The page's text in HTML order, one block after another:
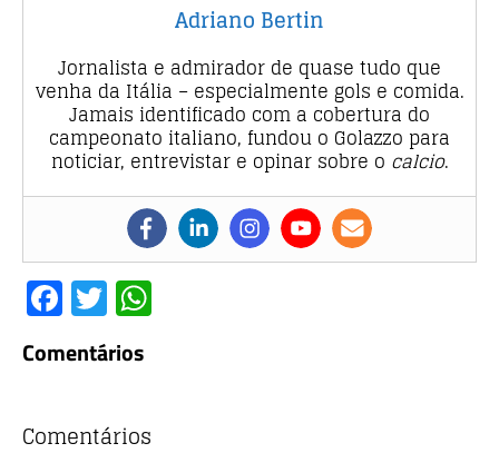
Adriano Bertin
Jornalista e admirador de quase tudo que
venha da Itália – especialmente gols e comida.
Jamais identificado com a cobertura do
campeonato italiano, fundou o Golazzo para
noticiar, entrevistar e opinar sobre o calcio.
F
a
c
T
w
it
Comentários
Comentários